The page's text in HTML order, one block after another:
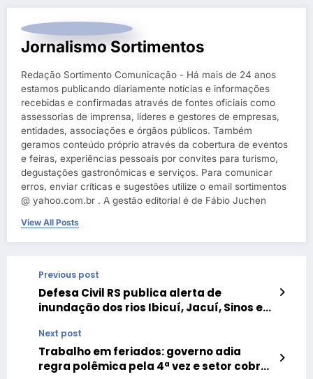
Jornalismo Sortimentos
Redação Sortimento Comunicação - Há mais de 24 anos
estamos publicando diariamente notícias e informações
recebidas e confirmadas através de fontes oficiais como
assessorias de imprensa, líderes e gestores de empresas,
entidades, associações e órgãos públicos. Também
geramos conteúdo próprio através da cobertura de eventos
e feiras, experiências pessoais por convites para turismo,
degustações gastronômicas e serviços. Para comunicar
erros, enviar críticas e sugestões utilize o email sortimentos
@ yahoo.com.br . A gestão editorial é de Fábio Juchen
View All Posts
Previous post
Defesa Civil RS publica alerta de
inundação dos rios Ibicuí, Jacuí, Sinos e
Next post
Trabalho em feriados: governo adia
regra polêmica pela 4ª vez e setor cobra